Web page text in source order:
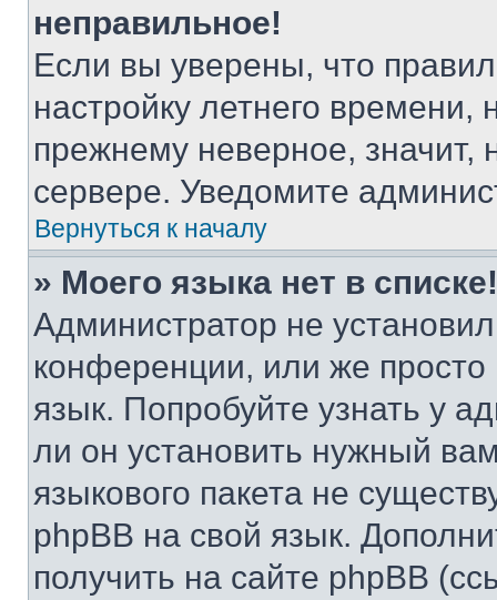
неправильное!
Если вы уверены, что
настройку летнего
прежнему неверное, значит,
сервере. Уведомите
Вернуться к началу
» Моего языка нет в списке!
Администратор не
конференции, или же
язык. Попробуйте узнать у
ли он установить нужный
языкового пакета не
phpBB на свой язык.
получить на сайте phpBB